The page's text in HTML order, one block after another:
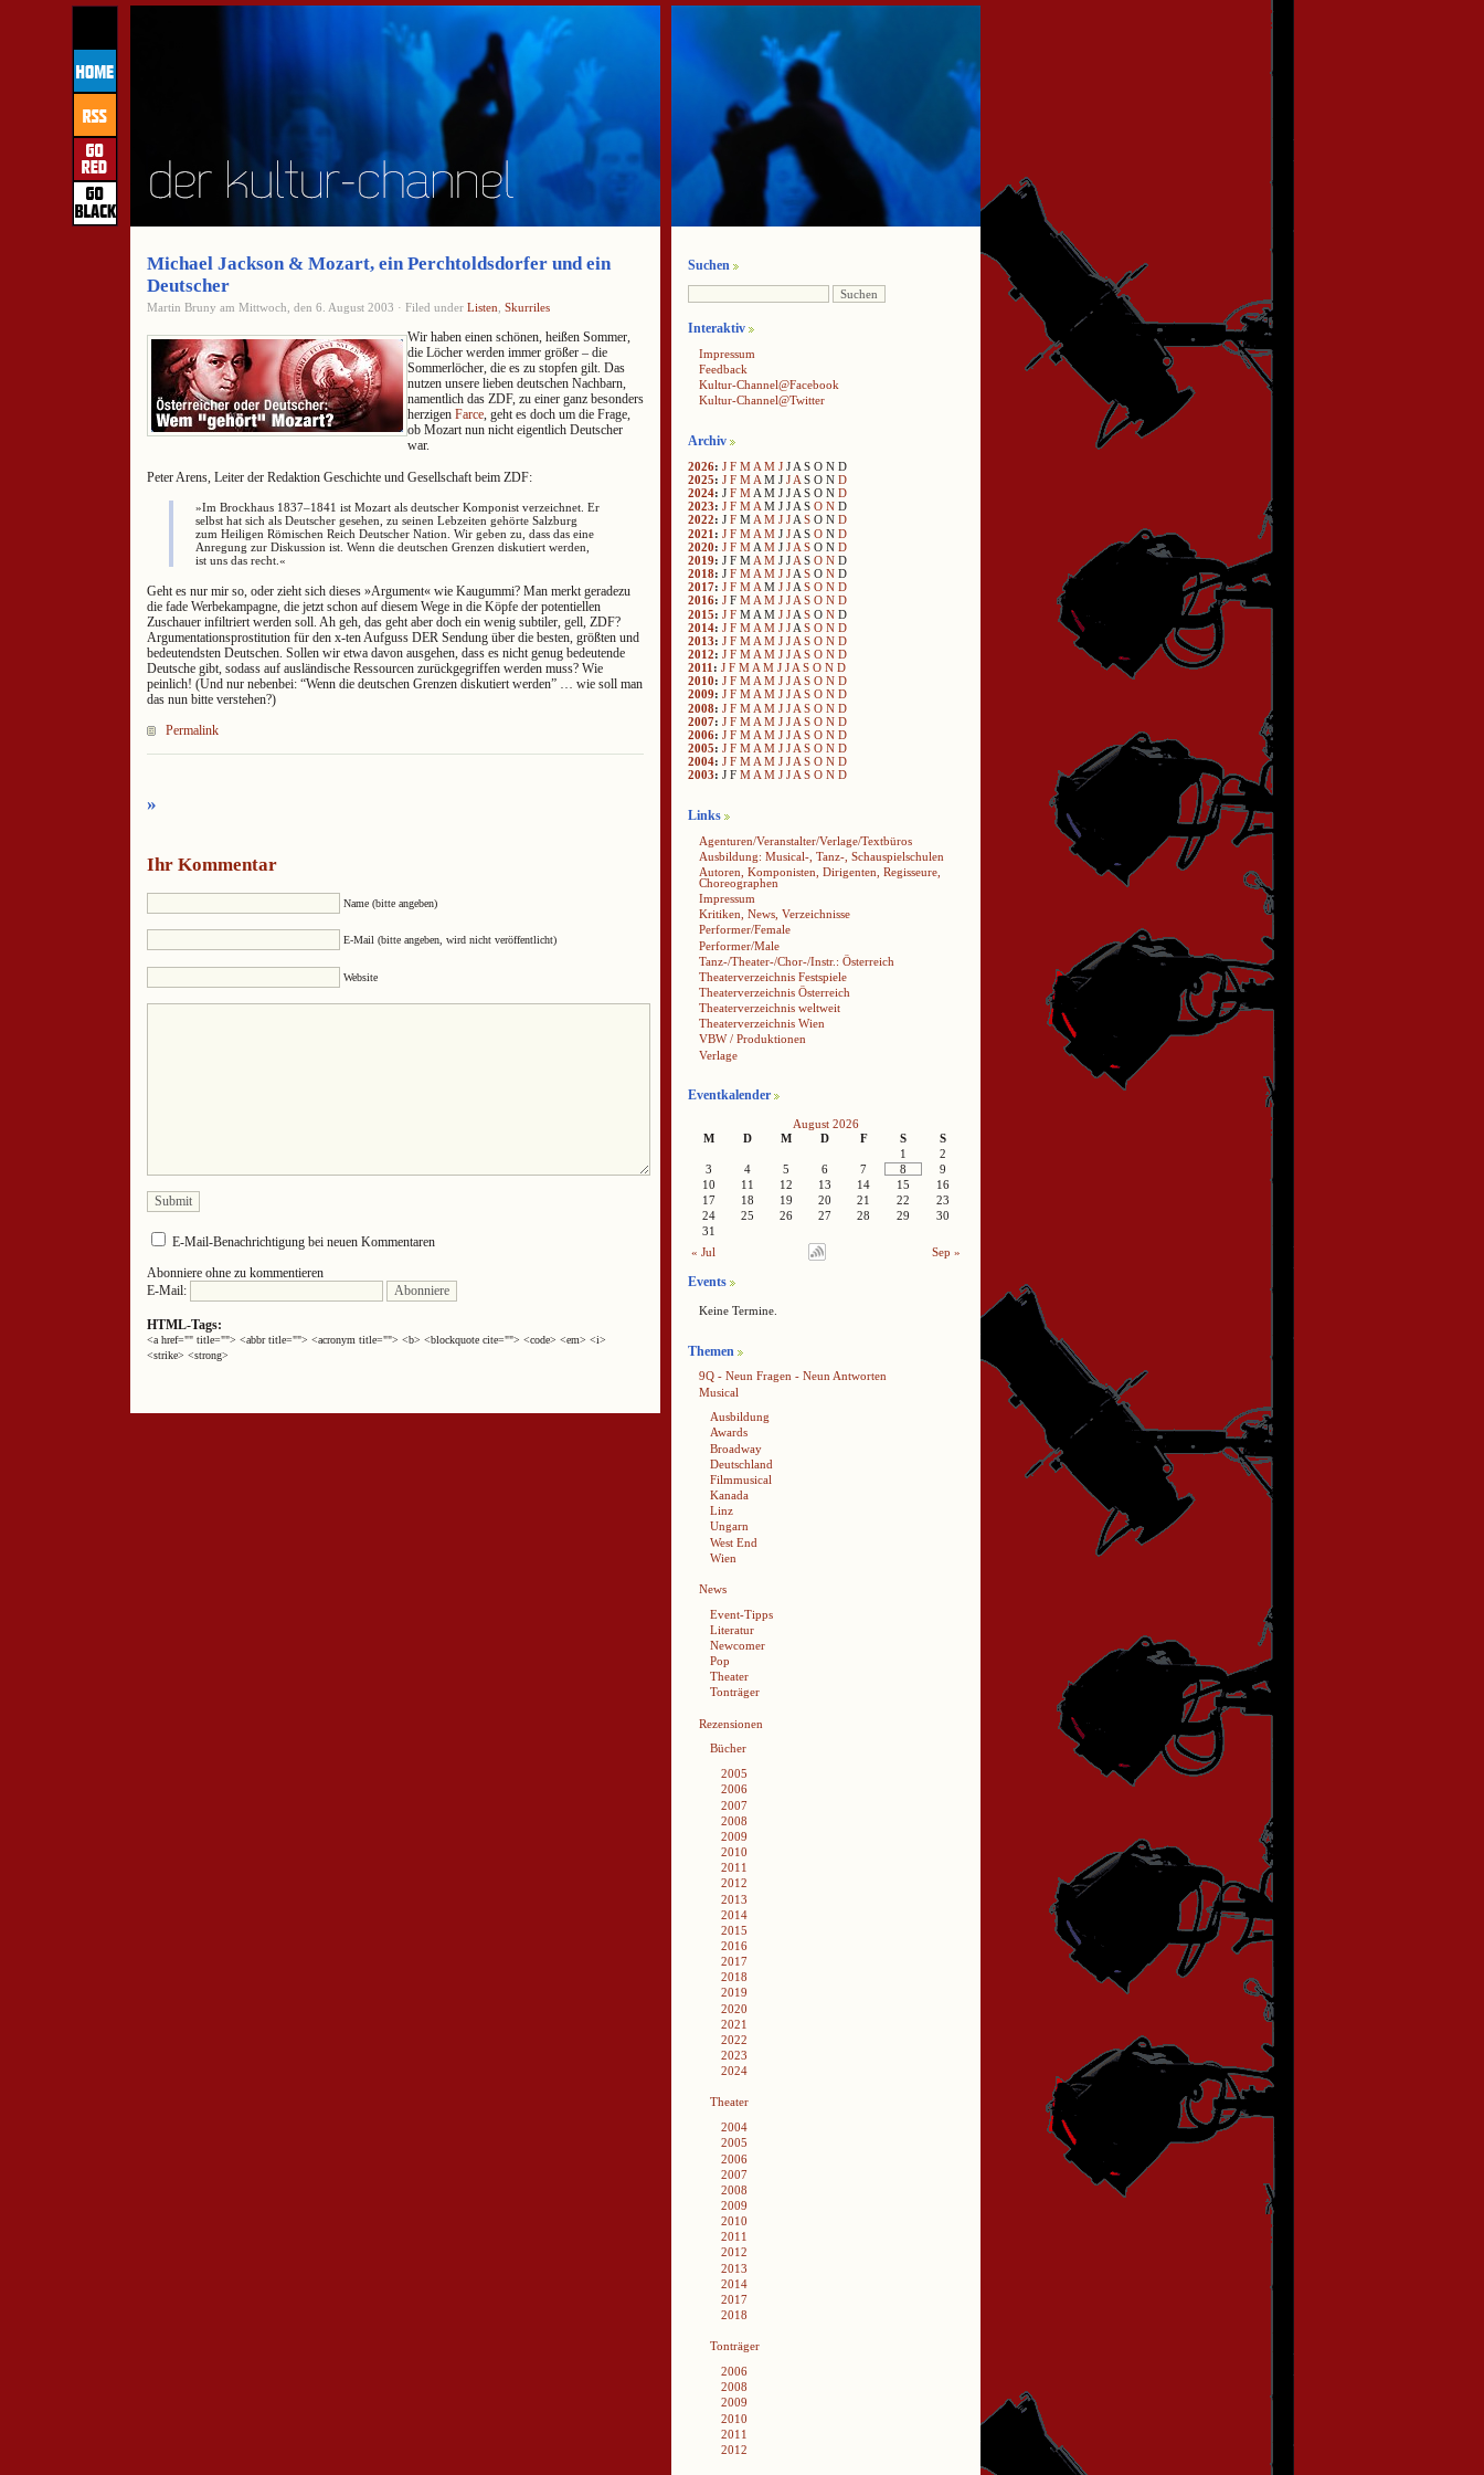
Michael Jackson & Mozart, ein Perchtoldsdorfer und ein
Deutscher
Martin Bruny am Mittwoch, den 6. August 2003 · Filed under Listen Skurriles
Wir haben einen schönen, heißen Sommer,
die Löcher werden immer größer – die
Sommerlöcher, die es zu stopfen gilt. Das
nutzen unsere lieben deutschen Nachbarn,
namentlich das ZDF, zu einer ganz besonders
herzigen Farce, geht es doch um die Frage,
ob Mozart nun nicht eigentlich Deutscher
war.
Peter Arens, Leiter der Redaktion Geschichte und Gesellschaft beim ZDF:
»Im Brockhaus 1837–1841 ist Mozart als deutscher Komponist verzeichnet. Er
selbst hat sich als Deutscher gesehen, zu seinen Lebzeiten gehörte Salzburg
zum Heiligen Römischen Reich Deutscher Nation. Wir geben zu, dass das eine
Anregung zur Diskussion ist. Wenn die deutschen Grenzen diskutiert werden,
ist uns das recht.«
Geht es nur mir so, oder zieht sich dieses »Argument« wie Kaugummi? Man merkt geradezu
die fade Werbekampagne, die jetzt schon auf diesem Wege in die Köpfe der potentiellen
Zuschauer infiltriert werden soll. Ah geh, das geht aber doch ein wenig subtiler, gell, ZDF?
Argumentationsprostitution für den x-ten Aufguss DER Sendung über die besten, größten und
bedeutendsten Deutschen. Sollen wir etwa davon ausgehen, dass es nicht genug bedeutende
Deutsche gibt, sodass auf ausländische Ressourcen zurückgegriffen werden muss? Wie
peinlich! (Und nur nebenbei: “Wenn die deutschen Grenzen diskutiert werden” … wie soll man
das nun bitte verstehen?)
Permalink
»
Ihr Kommentar
Name (bitte angeben)
E-Mail (bitte angeben, wird nicht veröffentlicht)
Website
E-Mail-Benachrichtigung bei neuen Kommentaren
Abonniere ohne zu kommentieren
E-Mail:
HTML-Tags:
<a href="" title=""> <abbr title=""> <acronym title=""> <b> <blockquote cite=""> <code> <em> <i>
<strike> <strong>
Suchen
Interaktiv
Impressum
Feedback
Kultur-Channel@Facebook
Kultur-Channel@Twitter
Archiv
2026: J F M A M J J A S O N D
2025: J F M A M J J A S O N D
2024: J F M A M J J A S O N D
2023: J F M A M J J A S O N D
2022: J F MA M J JA S O N D
2021 : J F M A M J J A S O N D
2020: J F M A M J J A S O N D
2019: J F M A M J J A S O N D
2018: J F M A M J J A S O N D
2017: J F M A M J J A S O N D
2016: J F M A M J J A S O N D
2015: J F M A M J J A S O N D
2014: J F M A M J J A S O N D
2013: J F M A M J J A S O N D
2012: J F M A M J J A S O N D
2011 : J F M A M J J A S O N D
2010: J F M A M J J A S O N D
2009: J F MA M J JA S O N D
2008: J F M A M J J A S O N D
2007: J F M A M J J A S O N D
2006: J F M A M J J A S O N D
2005: J F M A M J J A S O N D
2004: J F M A M J J A S O N D
2003: J F M A M J J A S O N D
Links
Agenturen/Veranstalter/Verlage/Textbüros
Ausbildung: Musical-, Tanz-, Schauspielschulen
Autoren, Komponisten, Dirigenten, Regisseure,
Choreographen
Impressum
Kritiken, News, Verzeichnisse
Performer/Female
Performer/Male
Tanz-/Theater-/Chor-/Instr.: Österreich
Theaterverzeichnis Festspiele
Theaterverzeichnis Österreich
Theaterverzeichnis weltweit
Theaterverzeichnis Wien
VBW / Produktionen
Verlage
Eventkalender
August 2026
M
D M D F S
S
1
2
3
4 5 6 7 8
9
10
11 12 13 14 15
16
17
18 19 20 21 22
23
24
25 26 27 28 29
30
31
« Jul
Sep »
Events
Keine Termine.
Themen
9Q - Neun Fragen - Neun Antworten
Musical
Ausbildung
Awards
Broadway
Deutschland
Filmmusical
Kanada
Linz
Ungarn
West End
Wien
News
Event-Tipps
Literatur
Newcomer
Pop
Theater
Tonträger
Rezensionen
Bücher
2005
2006
2007
2008
2009
2010
2011
2012
2013
2014
2015
2016
2017
2018
2019
2020
2021
2022
2023
2024
Theater
2004
2005
2006
2007
2008
2009
2010
2011
2012
2013
2014
2017
2018
Tonträger
2006
2008
2009
2010
2011
2012